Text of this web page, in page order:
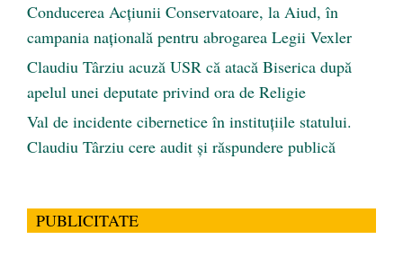
Conducerea Acțiunii Conservatoare, la Aiud, în
campania națională pentru abrogarea Legii Vexler
Claudiu Târziu acuză USR că atacă Biserica după
apelul unei deputate privind ora de Religie
Val de incidente cibernetice în instituțiile statului.
Claudiu Târziu cere audit și răspundere publică
PUBLICITATE